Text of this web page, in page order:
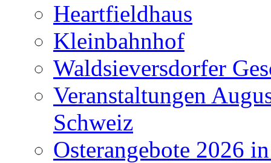
Heartfieldhaus
Kleinbahnhof
Waldsieversdorfer
Veranstaltungen
Schweiz
Osterangebote 2026